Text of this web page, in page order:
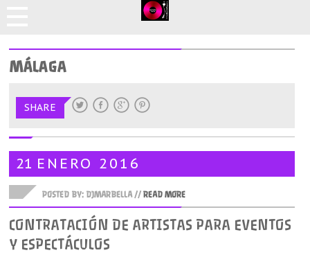
MÁLAGA
SHARE
21 ENERO 2016
POSTED BY: DJMARBELLA //READ MORE
CONTRATACIÓN DE ARTISTAS PARA EVENTOS
Y ESPECTÁCULOS